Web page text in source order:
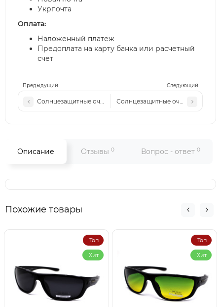
Предыдущий Следующий
Солнцезащитные очки Polarized Van Regel Sport Р608 с5
Солнцезащитные очки Polarized
Укрпочта
Оплата:
Наложенный платеж
Предоплата на карту банка или расчетный
счет
Описание Отзывы 0 Вопрос - ответ 0
Похожие товары
Топ
Хит
Топ
Хит